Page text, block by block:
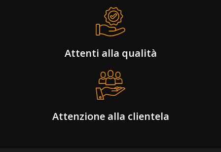
Attenti alla qualità
Attenzione alla clientela